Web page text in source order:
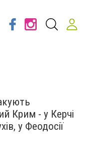
Крим - у Керчі
у Феодосії